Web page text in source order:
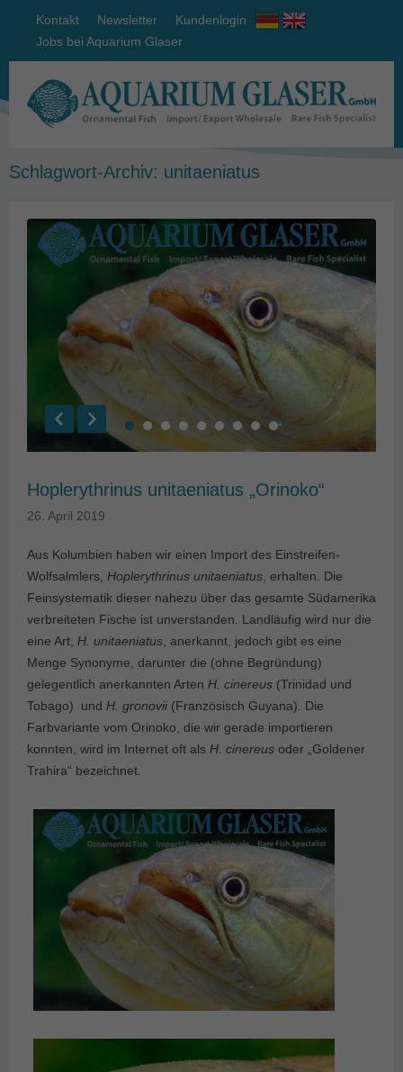
Kontakt Newsletter
Kundenlogin
Jobs bei Aquarium Glaser
Schlagwort-Archiv: unitaeniatus
Hoplerythrinus unitaeniatus „Orinoko“
26. April 2019
Aus Kolumbien haben wir einen Import des Einstreifen-
Wolfsalmlers, Hoplerythrinus unitaeniatus , erhalten. Die
Feinsystematik dieser nahezu über das gesamte Südamerika
verbreiteten Fische ist unverstanden. Landläufig wird nur die
eine Art, H. unitaeniatus , anerkannt, jedoch gibt es eine
Menge Synonyme, darunter die (ohne Begründung)
gelegentlich anerkannten Arten H. cinereus (Trinidad und
Tobago) und H. gronovii(Französisch Guyana). Die
Farbvariante vom Orinoko, die wir gerade importieren
konnten, wird im Internet oft als H. cinereus oder „Goldener
Trahira“ bezeichnet.